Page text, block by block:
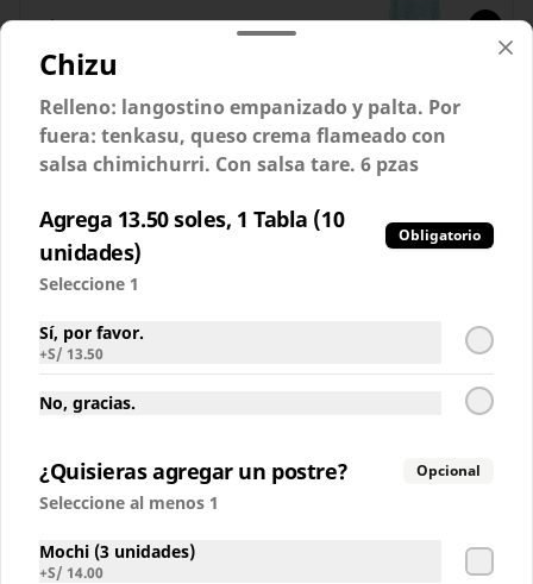
S/ 6.00
Coca-Cola Sabor Original
S/ 6.00
Coca-Cola Sin Azúcar
Inca Kola Regular
Chizu
Relleno: langostino empanizado y palta. Por
fuera: tenkasu, queso crema flameado con
salsa chimichurri. Con salsa tare. 6 pzas
Agrega 13.50 soles, 1 Tabla (10
unidades)
Obligatorio
Seleccione 1
Sí, por favor.
+S/ 13.50
No, gracias.
¿Quisieras agregar un postre? Opcional
Seleccione al menos 1
Mochi (3 unidades)
+S/ 14.00